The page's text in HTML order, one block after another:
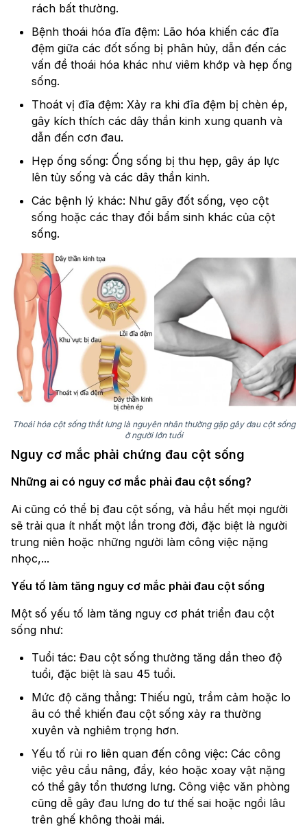
rách bất thường.
Bệnh thoái hóa đĩa đệm: Lão hóa khiến các đĩa
đệm giữa các đốt sống bị phân hủy, dẫn đến các
vấn đề thoái hóa khác như viêm khớp và hẹp ống
sống.
Thoát vị đĩa đệm: Xảy ra khi đĩa đệm bị chèn ép,
gây kích thích các dây thần kinh xung quanh và
dẫn đến cơn đau.
Hẹp ống sống: Ống sống bị thu hẹp, gây áp lực
lên tủy sống và các dây thần kinh.
Các bệnh lý khác: Như gãy đốt sống, vẹo cột
sống hoặc các thay đổi bẩm sinh khác của cột
sống.
Thoái hóa cột sống thắt lưng là nguyên nhân thường gặp gây đau cột sống
ở người lớn tuổi
Nguy cơ mắc phải chứng đau cột sống
Những ai có nguy cơ mắc phải đau cột sống?
Ai cũng có thể bị đau cột sống, và hầu hết mọi người
sẽ trải qua ít nhất một lần trong đời, đặc biệt là người
trung niên hoặc những người làm công việc nặng
nhọc,...
Yếu tố làm tăng nguy cơ mắc phải đau cột sống
Một số yếu tố làm tăng nguy cơ phát triển đau cột
sống như:
Tuổi tác: Đau cột sống thường tăng dần theo độ
tuổi, đặc biệt là sau 45 tuổi.
Mức độ căng thẳng: Thiếu ngủ, trầm cảm hoặc lo
âu có thể khiến đau cột sống xảy ra thường
xuyên và nghiêm trọng hơn.
Yếu tố rủi ro liên quan đến công việc: Các công
việc yêu cầu nâng, đẩy, kéo hoặc xoay vật nặng
có thể gây tổn thương lưng. Công việc văn phòng
cũng dễ gây đau lưng do tư thế sai hoặc ngồi lâu
trên ghế không thoải mái.